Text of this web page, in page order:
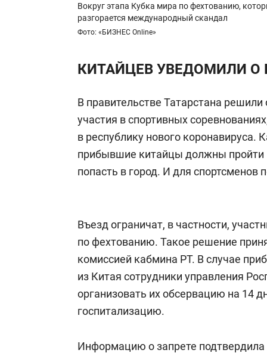
Вокруг этапа Кубка мира по фехтованию,
разгорается международный скандал
Фото: «БИЗНЕС Online»
КИТАЙЦЕВ УВЕДОМИЛИ О
В правительстве Татарстана
участия в спортивных
в республику нового коронавируса.
прибывшие китайцы должны
попасть в город. И для спортсменов
Въезд ограничат, в частности,
по фехтованию. Такое решение
комиссией кабмина РТ. В случае
из Китая сотрудники управления
организовать их обсервацию на 14
госпитализацию.
Информацию о запрете подтвердила